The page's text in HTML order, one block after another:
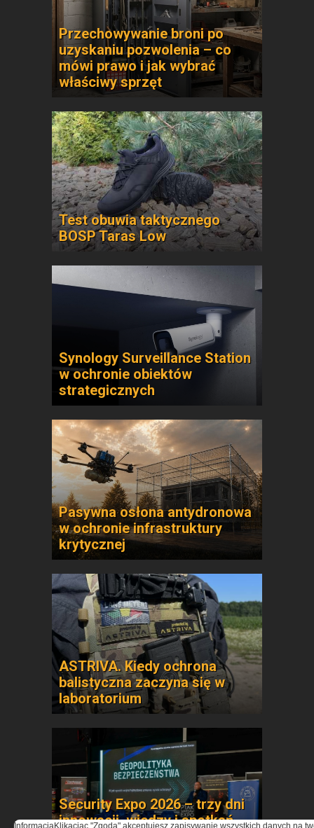
Przechowywanie broni po
uzyskaniu pozwolenia – co
mówi prawo i jak wybrać
właściwy sprzęt
Test obuwia taktycznego
BOSP Taras Low
Synology Surveillance Station
w ochronie obiektów
strategicznych
Pasywna osłona antydronowa
w ochronie infrastruktury
krytycznej
ASTRIVA. Kiedy ochrona
balistyczna zaczyna się w
laboratorium
Security Expo 2026 – trzy dni
innowacji, wiedzy i spotkań
InformacjaKlikacjąc "Zgoda" akceptujesz zapisywanie wszystkich danych na